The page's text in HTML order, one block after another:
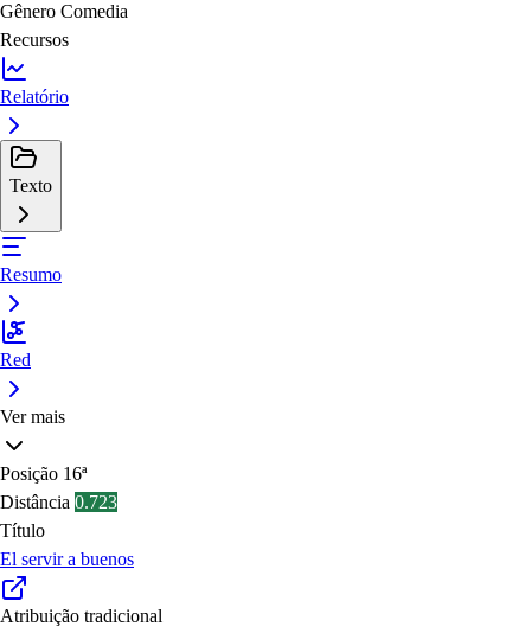
Gênero Comedia
Recursos
Relatório
Texto
Resumo
Red
Ver mais
Posição 16ª
Distância 0.723
Título
El servir a buenos
Atribuição tradicional